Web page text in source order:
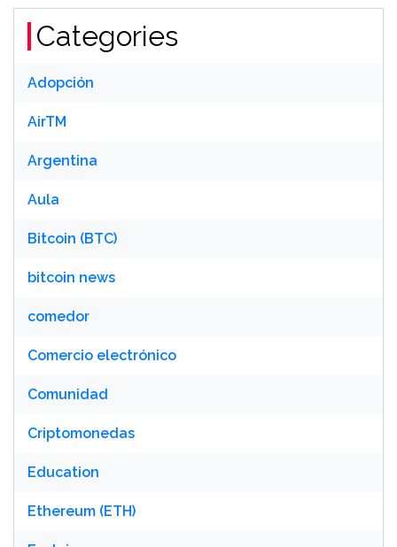
Categories
Adopción
AirTM
Argentina
Aula
Bitcoin (BTC)
bitcoin news
comedor
Comercio electrónico
Comunidad
Criptomonedas
Education
Ethereum (ETH)